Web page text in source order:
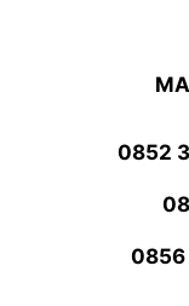
0852
0856